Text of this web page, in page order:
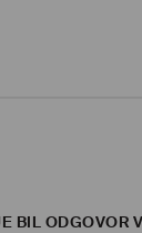
BIL ODGOVOR